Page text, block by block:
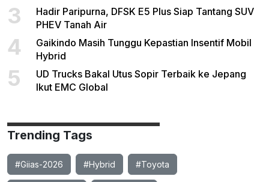
3
Hadir Paripurna, DFSK E5 Plus Siap Tantang SUV
PHEV Tanah Air
4
Gaikindo Masih Tunggu Kepastian Insentif Mobil
Hybrid
5
UD Trucks Bakal Utus Sopir Terbaik ke Jepang
Ikut EMC Global
Trending Tags
#Giias-2026 #Hybrid #Toyota